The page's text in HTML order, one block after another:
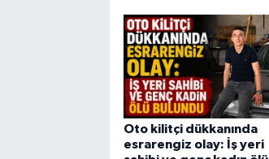
Oto kilitçi dükkanında
esrarengiz olay: İş yeri